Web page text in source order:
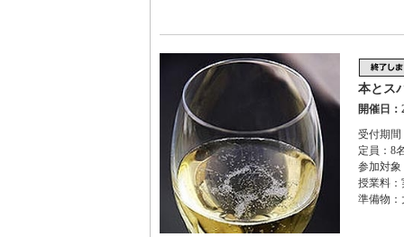
本とス
開催日：
受付期
定員：8
参加対象
授業料：
準備物：